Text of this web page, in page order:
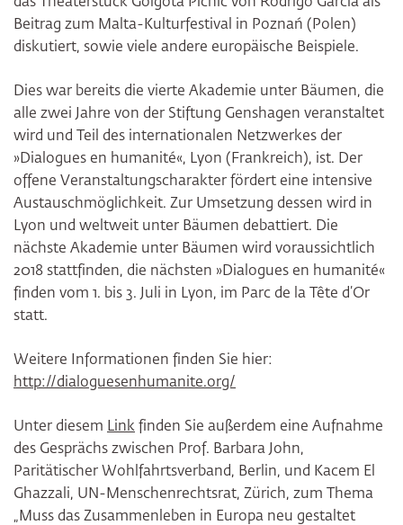
Beitrag zum Malta-Kulturfestival in Poznań (Polen)
diskutiert, sowie viele andere europäische Beispiele.
Dies war bereits die vierte Akademie unter Bäumen, die
alle zwei Jahre von der Stiftung Genshagen veranstaltet
wird und Teil des internationalen Netzwerkes der
»Dialogues en humanité«, Lyon (Frankreich), ist. Der
offene Veranstaltungscharakter fördert eine intensive
Austauschmöglichkeit. Zur Umsetzung dessen wird in
Lyon und weltweit unter Bäumen debattiert. Die
nächste Akademie unter Bäumen wird voraussichtlich
2018 stattfinden, die nächsten »Dialogues en humanité«
finden vom 1. bis 3. Juli in Lyon, im Parc de la Tête d’Or
statt.
Weitere Informationen finden Sie hier:
http://dialoguesenhumanite.org/
Unter diesem Link finden Sie außerdem eine Aufnahme
des Gesprächs zwischen Prof. Barbara John,
Paritätischer Wohlfahrtsverband, Berlin, und Kacem El
Ghazzali, UN-Menschenrechtsrat, Zürich, zum Thema
„Muss das Zusammenleben in Europa neu gestaltet